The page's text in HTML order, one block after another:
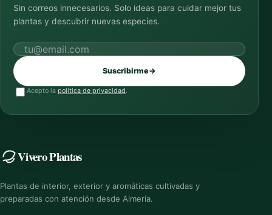
Sin correos innecesarios. Solo ideas para cuidar mejor tus
plantas y descubrir nuevas especies.
Correo electrónico
Suscribirme→
Acepto la política de privacidad.
Vivero Plantas
Plantas de interior, exterior y aromáticas cultivadas y
preparadas con atención desde Almería.